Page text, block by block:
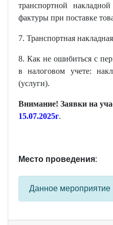
транспортной
фактуры при поставке
7. Транспортная
8. Как не ошибиться с
в налоговом учете:
(услуги).
Внимание! Заявки на
15.07.2025г.
Место проведения:
Данное